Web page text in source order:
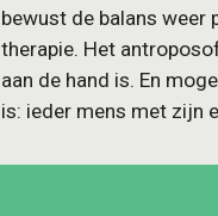
bewust de balans weer
therapie. Het
aan de hand is. En
is: ieder mens met zijn